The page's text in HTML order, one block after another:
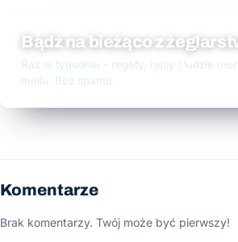
Bądź na bieżąco z
Raz w tygodniu - regaty, rejsy i ludzie
mailu. Bez spamu.
Komentarze
Brak komentarzy. Twój może być pierwszy!